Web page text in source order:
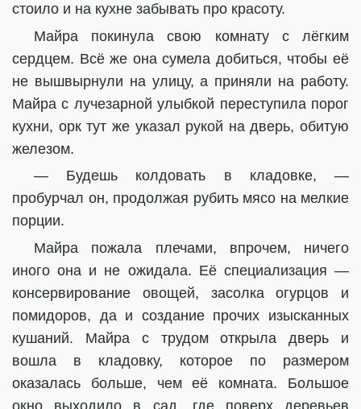
стоило и на кухне забывать про красоту.
Майра покинула свою комнату с лёгким
сердцем. Всё же она сумела добиться, чтобы её
не вышвырнули на улицу, а приняли на работу.
Майра с лучезарной улыбкой переступила порог
кухни, орк тут же указал рукой на дверь, обитую
железом.
— Будешь колдовать в кладовке, —
пробурчал он, продолжая рубить мясо на мелкие
порции.
Майра пожала плечами, впрочем, ничего
иного она и не ожидала. Её специализация —
консервирование овощей, засолка огурцов и
помидоров, да и создание прочих изысканных
кушаний. Майра с трудом открыла дверь и
вошла в кладовку, которое по размером
оказалась больше, чем её комната. Большое
окно выходило в сад, где поверх деревьев